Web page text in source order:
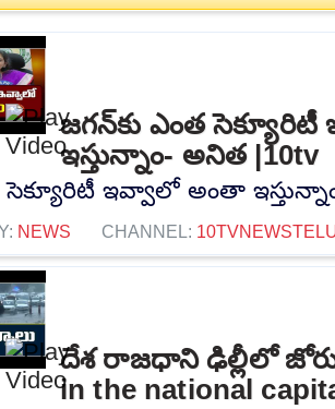
జగన్‌కు ఎంత
ఇస్తున్నాం- అనిత |10tv
సెక్యూరిటీ ఇవ్వాలో అంతా
NEWS CHANNEL:
దేశ రాజధాని ఢిల్లీలో
in the national